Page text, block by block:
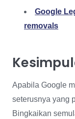
Google
removals
Apabila Google
seterusnya yang
Bingkaikan